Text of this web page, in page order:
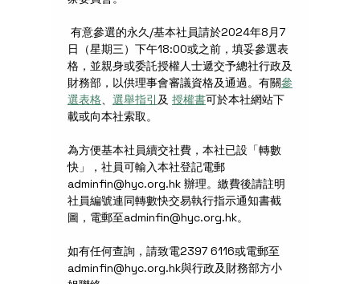
日（星期三）下午18:00或之前，填妥參選表
格，並親身或委託授權人士遞交予總社行政及
財務部，以供理事會審議資格及通過。有關參
選表格、 選舉指引 及 授權書可於本社網站下
載或向本社索取。
為方便基本社員續交社費，本社已設「轉數
快」，社員可輸入本社登記電郵
adminfin@hyc.org.hk 辦理。繳費後請註明
社員編號連同轉數快交易執行指示通知書截
圖，電郵至adminfin@hyc.org.hk。
如有任何查詢，請致電2397 6116或電郵至
adminfin@hyc.org.hk與行政及財務部方小